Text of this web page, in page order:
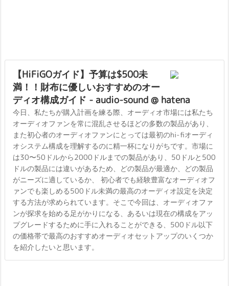
【HiFiGOガイド】予算は$500未
満！！財布に優しいおすすめのオー
ディオ構成ガイド - audio-sound @ hatena
今日、私たちが購入計画を練る際、オーディオ市場には私たち
オーディオファンを常に混乱させるほどの多数の製品があり、
また初心者のオーディオファンにとっては最初のhi-fiオーディ
オシステム構成を理解するのに精一杯になりがちです。市場に
は30〜50ドルから2000ドルまでの製品があり、50ドルと500
ドルの製品には違いがあるため、どの製品が最適か、どの製品
がニーズに適しているか、 初心者でも経験豊富なオーディオフ
ァンでも楽しめる500ドル未満の最高のオーディオ設定を決定
する方法が求められています。そこで今回は、オーディオファ
ンが探求を始める足がかりになる、あるいは現在の構成をアッ
プグレードするために手に入れることができる、500ドル以下
の価格帯で最高のおすすめオーディオセットアップのいくつか
を紹介したいと思います。